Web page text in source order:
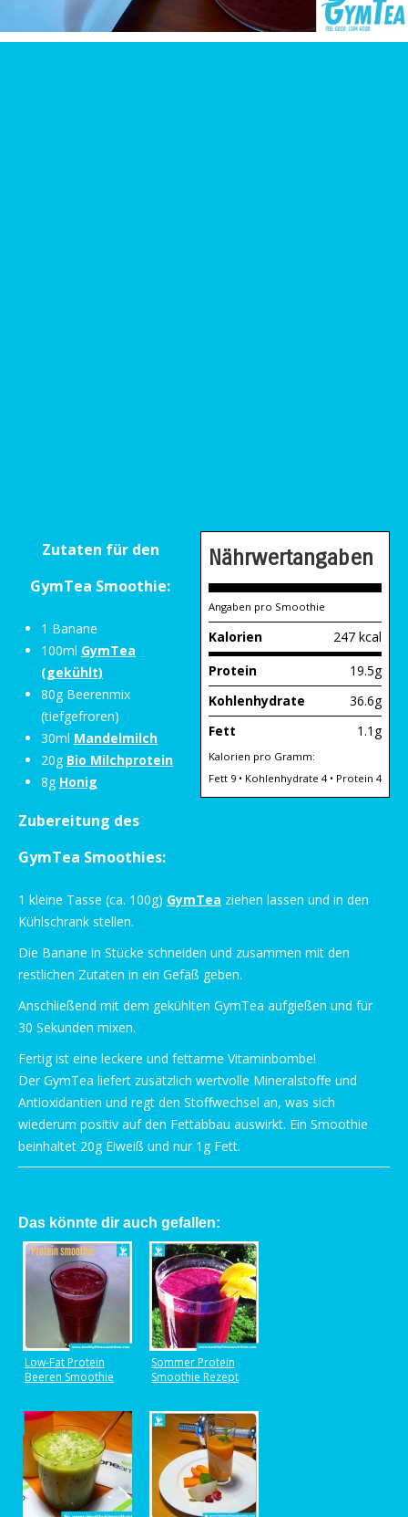
Nährwertangaben
Angaben pro Smoothie
Kalorien
247 kcal
Protein
19.5g
Kohlenhydrate
36.6g
Fett
1.1g
Kalorien pro Gramm:
Fett 9 • Kohlenhydrate 4 • Protein 4
Zutaten für den
GymTea Smoothie:
1 Banane
100ml GymTea
(gekühlt)
80g Beerenmix
(tiefgefroren)
30ml Mandelmilch
20g Bio Milchprotein
8g Honig
Zubereitung des
GymTea Smoothies:
1 kleine Tasse (ca. 100g) GymTea ziehen lassen und in den
Kühlschrank stellen.
Die Banane in Stücke schneiden und zusammen mit den
restlichen Zutaten in ein Gefäß geben.
Anschließend mit dem gekühlten GymTea aufgießen und für
30 Sekunden mixen.
Fertig ist eine leckere und fettarme Vitaminbombe!
Der GymTea liefert zusätzlich wertvolle Mineralstoffe und
Antioxidantien und regt den Stoffwechsel an, was sich
wiederum positiv auf den Fettabbau auswirkt. Ein Smoothie
beinhaltet 20g Eiweiß und nur 1g Fett.
Das könnte dir auch gefallen:
Low-Fat Protein
Beeren Smoothie
Sommer Protein
Smoothie Rezept